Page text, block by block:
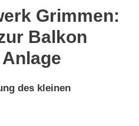
Grimmen:
Balkon
des kleinen